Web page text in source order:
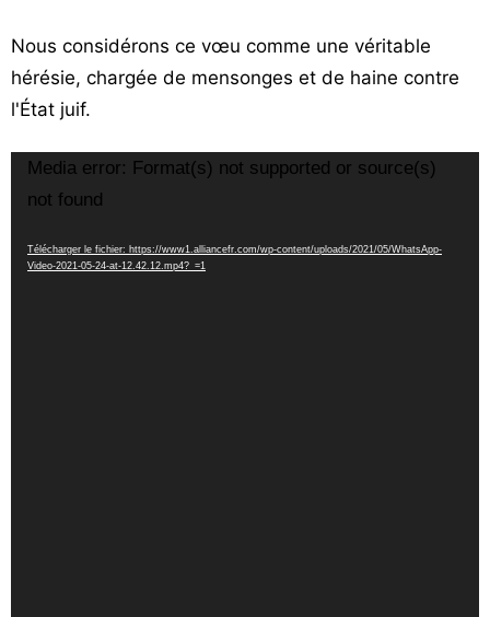
Nous considérons ce vœu comme une véritable
hérésie, chargée de mensonges et de haine contre
l'État juif.
Lecteur
Media error: Format(s) not supported or source(s)
not found
Télécharger le fichier: https://www1.alliancefr.com/wp-content/uploads/2021/05/WhatsApp-
Video-2021-05-24-at-12.42.12.mp4?_=1